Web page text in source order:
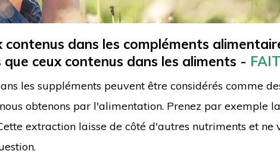
dans les compléments
ceux contenus dans les aliments - FAIT
les suppléments peuvent être considérés comme
obtenons par l'alimentation. Prenez par exemple la
extraction laisse de côté d'autres nutriments et ne